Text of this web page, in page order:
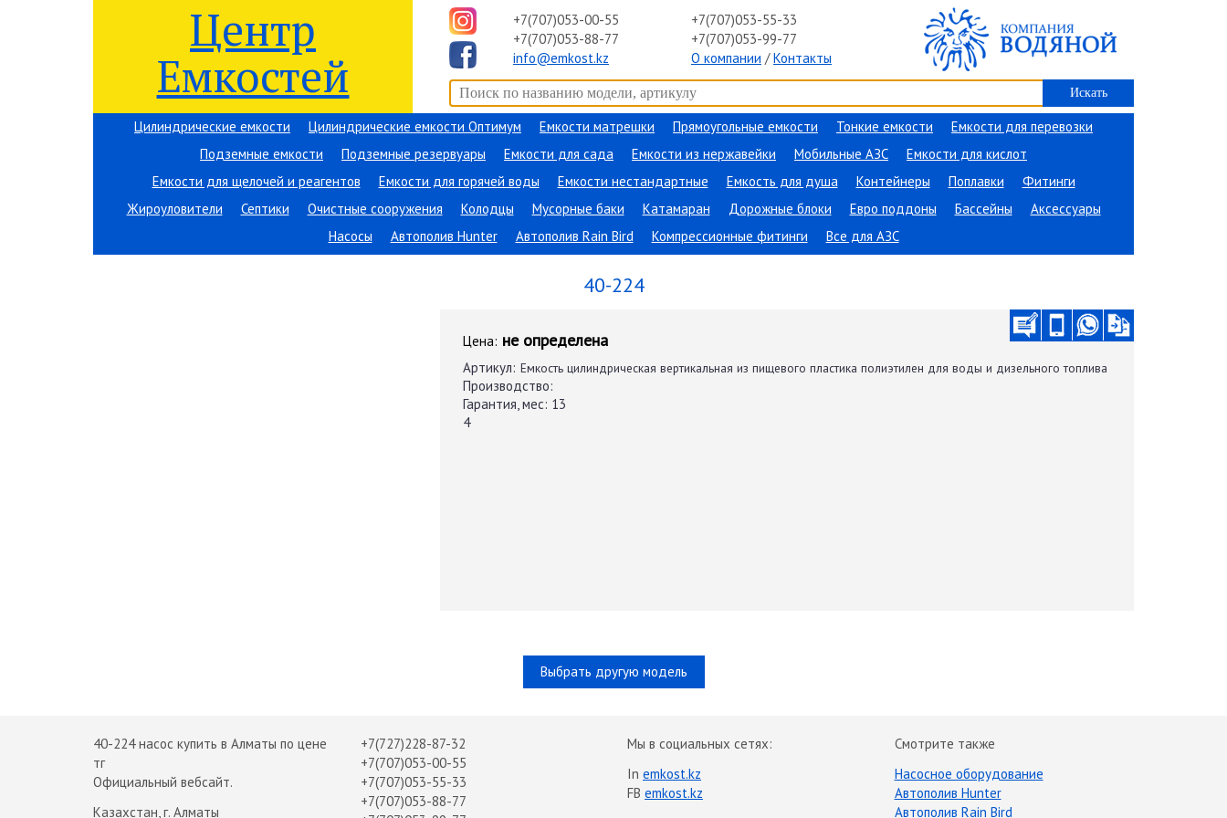
Центр
Емкостей
+7(707)053-00-55
+7(707)053-88-77
info@emkost.kz
+7(707)053-55-33
+7(707)053-99-77
О компании /Контакты
Цилиндрические емкости Цилиндрические емкости Оптимум Емкости матрешки Прямоугольные емкости Тонкие емкости
Емкости для перевозки
Подземные емкости
Подземные резервуары Емкости для сада Емкости из нержавейки Мобильные АЗС
Емкости для кислот
Емкости для щелочей и реагентов
Емкости для горячей воды Емкости нестандартные Емкость для душа Контейнеры Поплавки
Фитинги
Жироуловители
Септики Очистные сооружения Колодцы Мусорные баки Катамаран Дорожные блоки Евро поддоны Бассейны
Аксессуары
Насосы
Автополив Hunter Автополив Rain Bird Компрессионные фитинги Все для АЗС
40-224
Цена: не определена
Артикул: Емкость цилиндрическая вертикальная из пищевого пластика полиэтилен для воды и дизельного топлива
Производство:
Гарантия, мес: 13
4
Выбрать другую модель
40-224 насос купить в Алматы по цене
тг
Официальный вебсайт.
Казахстан, г. Алматы
+7(727)228-87-32
+7(707)053-00-55
+7(707)053-55-33
+7(707)053-88-77
Мы в социальных сетях:
In emkost.kz
FB emkost.kz
Смотрите также
Насосное оборудование
Автополив Hunter
Автополив Rain Bird